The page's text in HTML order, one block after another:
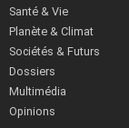
Santé & Vie
Planète & Climat
Sociétés & Futurs
Dossiers
Multimédia
Opinions